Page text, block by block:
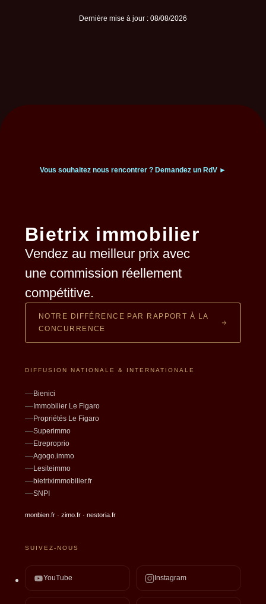
Dernière mise à jour : 08/08/2026
Vous souhaitez nous rencontrer ? Demandez un RdV ►
Bietrix immobilier
Vendez au meilleur prix avec
une commission réellement
compétitive.
NOTRE DIFFÉRENCE PAR RAPPORT À LA
CONCURRENCE
DIFFUSION NATIONALE & INTERNATIONALE
Bienici
Immobilier Le Figaro
Propriétés Le Figaro
Superimmo
Etreproprio
Agogo.immo
Lesiteimmo
bietriximmobilier.fr
SNPI
monbien.fr · zimo.fr · nestoria.fr
SUIVEZ-NOUS
YouTube Instagram